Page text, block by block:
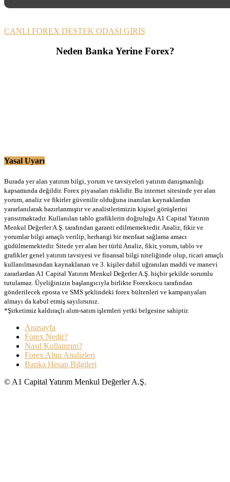
CANLI FOREX DESTEK ODASI GİRİŞ
Neden Banka Yerine Forex?
Yasal Uyarı
Burada yer alan yatırım bilgi, yorum ve tavsiyeleri yatırım danışmanlığı
kapsamında değildir. Forex piyasaları risklidir. Bu internet sitesinde yer alan
yorum, analiz ve fikirler güvenilir olduğuna inanılan kaynaklardan
yararlanılarak hazırlanmıştır ve analistlerimizin kişisel görüşlerini
yansıtmaktadır. Kullanılan tablo grafiklerin doğruluğu A1 Capital Yatırım
Menkul Değerler A.Ş. tarafından garanti edilmemektedir. Analiz, fikir ve
yorumlar bilgi amaçlı verilip, herhangi bir menfaat sağlama amacı
güdülmemektedir. Sitede yer alan her türlü Analiz, fikir, yorum, tablo ve
grafikler genel yatırım tavsiyesi ve finansal bilgi niteliğinde olup, ticari amaçlı
kullanılmasından kaynaklanan ve 3. kişiler dahil uğranılan maddi ve manevi
zararlardan A1 Capital Yatırım Menkul Değerler A.Ş. hiçbir şekilde sorumlu
tutulamaz. Üyeliğinizin başlangıcıyla birlikte Forexkocu tarafından
gönderilecek eposta ve SMS şeklindeki forex bültenleri ve kampanyaları
almayı da kabul etmiş sayılırsınız.
*Şirketimiz kaldıraçlı alım-satım işlemleri yetki belgesine sahiptir.
Anasayfa
Forex Nedir?
Nasıl Kullanırım?
Forex Altın Analizleri
Banka Hesap Bilgileri
© A1 Capital Yatırım Menkul Değerler A.Ş.